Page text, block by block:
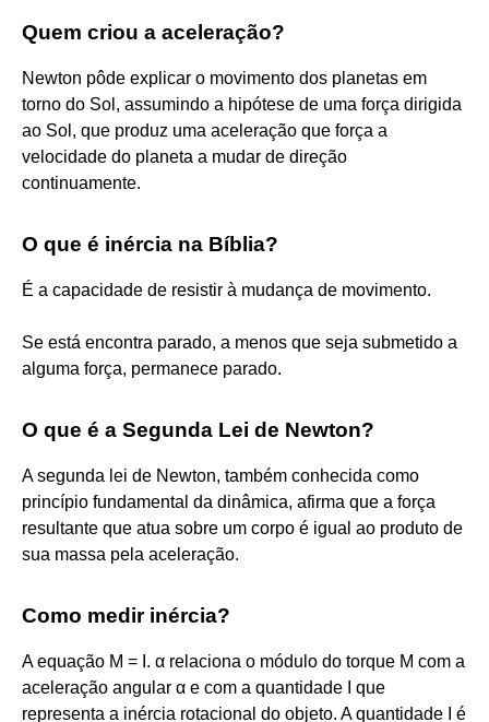
Quem criou a aceleração?
Newton pôde explicar o movimento dos planetas em
torno do Sol, assumindo a hipótese de uma força dirigida
ao Sol, que produz uma aceleração que força a
velocidade do planeta a mudar de direção
continuamente.
O que é inércia na Bíblia?
É a capacidade de resistir à mudança de movimento.
Se está encontra parado, a menos que seja submetido a
alguma força, permanece parado.
O que é a Segunda Lei de Newton?
A segunda lei de Newton, também conhecida como
princípio fundamental da dinâmica, afirma que a força
resultante que atua sobre um corpo é igual ao produto de
sua massa pela aceleração.
Como medir inércia?
A equação M = I. α relaciona o módulo do torque M com a
aceleração angular α e com a quantidade I que
representa a inércia rotacional do objeto. A quantidade I é